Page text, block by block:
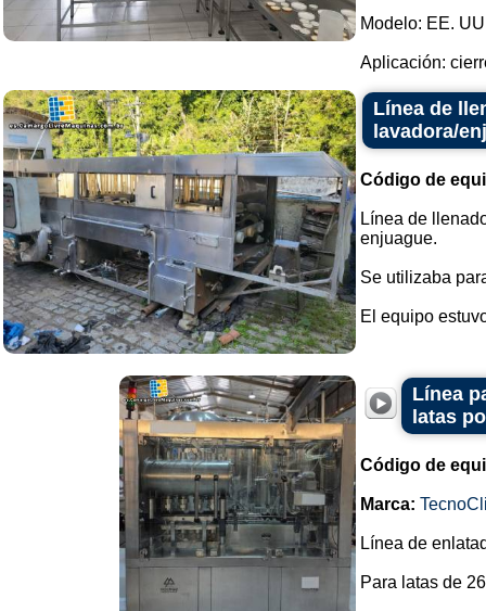
Modelo: EE.
Aplicación:
Línea de
lavadora/
Código de
Línea de
enjuague.
Se utilizaba
El equipo
Línea
latas
Código de
Marca:
Línea de
Para latas de